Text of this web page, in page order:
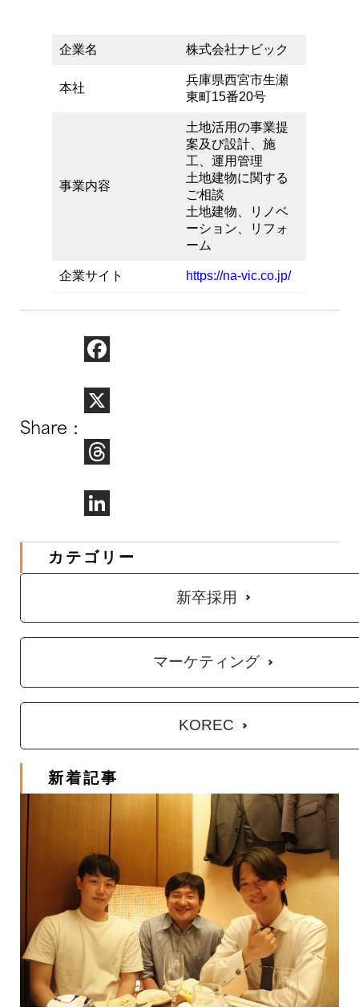
企業名 株式会社ナビック
本社
兵庫県西宮市生瀬
東町15番20号
事業内容
土地活用の事業提
案及び設計、施
工、運用管理
土地建物に関する
ご相談
土地建物、リノベ
ーション、リフォ
ーム
企業サイト https://na-vic.co.jp/
Share：
カテゴリー
新卒採用
マーケティング
KOREC
新着記事